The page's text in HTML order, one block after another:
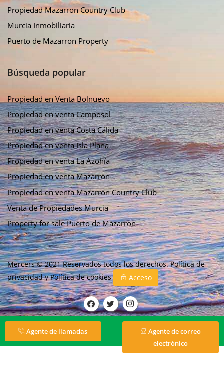
Propiedad Mazarron Country Club
Murcia Inmobiliaria
Puerto de Mazarron Property
Búsqueda popular
Propiedad en Venta Bolnuevo
Propiedad en venta Camposol
Propiedad en venta Costa Cálida
Propiedad en venta Isla Plana
Propiedad en venta La Azohía
Propiedad en venta Mazarrón
Propiedad en venta Mazarrón Country Club
Venta de Propiedades Murcia
Property for sale Puerto de Mazarron
Mercers © 2021 Reservados todos los derechos.Política de
privacidadyPolítica de cookies Acceso
Agente de llamadas
Agente de correo
electrónico